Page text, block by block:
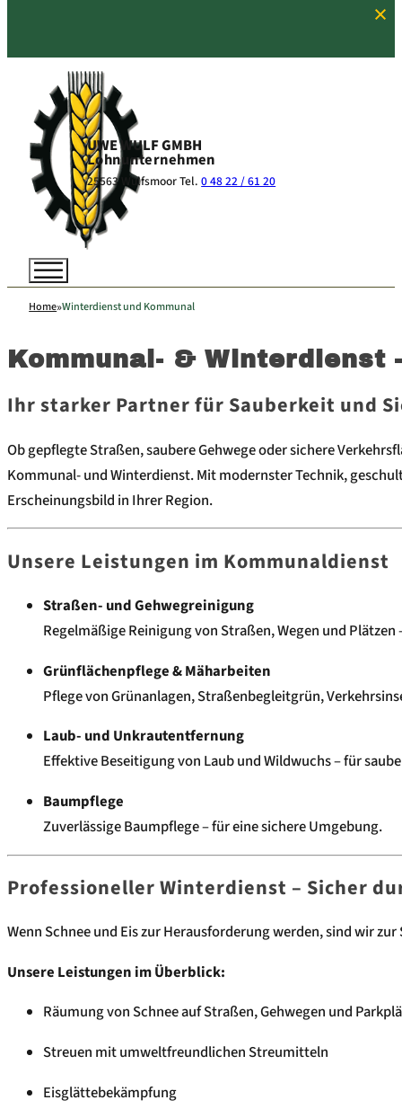
UWE WULFGMBH
Lohnunternehmen
25563 WulfsmoorTel.0 48 22 / 61 20
Home Winterdienst und Kommunal
Kommunal- &
Ihr starker Partner für Sauberkeit und
Ob gepflegte Straßen, saubere Gehwege oder sichere
Kommunal- und Winterdienst. Mit modernster Technik,
Erscheinungsbild in Ihrer Region.
Unsere Leistungen im Kommunaldienst
Straßen- und Gehwegreinigung
Regelmäßige Reinigung von Straßen, Wegen und
Grünflächenpflege & Mäharbeiten
Pflege von Grünanlagen, Straßenbegleitgrün,
Laub- und Unkrautentfernung
Effektive Beseitigung von Laub und Wildwuchs – für
Baumpflege
Zuverlässige Baumpflege – für eine sichere Umgebung.
Professioneller Winterdienst – Sicher
Wenn Schnee und Eis zur Herausforderung werden, sind wir
Unsere Leistungen im Überblick:
Räumung von Schnee auf Straßen, Gehwegen und
Streuen mit umweltfreundlichen Streumitteln
Eisglättebekämpfung